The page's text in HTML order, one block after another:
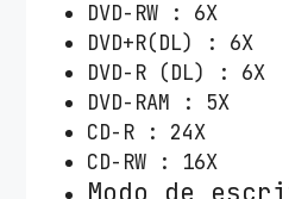
DVD-RW : 6X
DVD+R(DL) : 6X
DVD-R (DL) : 6X
DVD-RAM : 5X
CD-R : 24X
CD-RW : 16X
Modo de